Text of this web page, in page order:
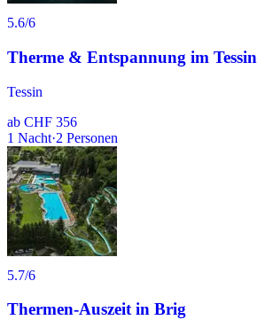
5.6/6
Therme & Entspannung im Tessin
Tessin
ab CHF 356
1 Nacht·2 Personen
5.7/6
Thermen-Auszeit in Brig